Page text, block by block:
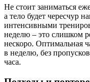
Не стоит заниматься
а тело будет чересчур
интенсивными
неделю – это слишком
нескоро. Оптимальная
в неделю, без
часа.